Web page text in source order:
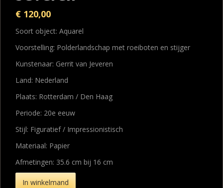
€ 120,00
Soort object: Aquarel
Voorstelling: Polderlandschap met roeiboten en stijger
Kunstenaar: Gerrit van Jeveren
Land: Nederland
Plaats: Rotterdam / Den Haag
Periode: 20e eeuw
Stijl: Figuratief / Impressionistisch
Materiaal: Papier
Afmetingen: 35.6 cm bij 16 cm
In winkelmand